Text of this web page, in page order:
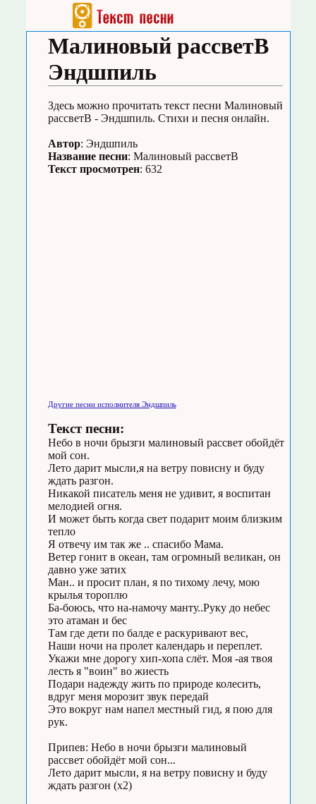
Малиновый рассветB
Эндшпиль
Здесь можно прочитать текст песни Малиновый
рассветB - Эндшпиль. Стихи и песня онлайн.
Автор: Эндшпиль
Название песни: Малиновый рассветB
Текст просмотрен: 632
Другие песни исполнителя Эндшпиль
Текст песни:
Небо в ночи брызги малиновый рассвет обойдёт
мой сон.
Лето дарит мысли,я на ветру повисну и буду
ждать разгон.
Никакой писатель меня не удивит, я воспитан
мелодией огня.
И может быть когда свет подарит моим близким
тепло
Я отвечу им так же .. спасибо Мама.
Ветер гонит в океан, там огромный великан, он
давно уже затих
Ман.. и просит план, я по тихому лечу, мою
крылья тороплю
Ба-боюсь, что на-намочу манту..Руку до небес
это атаман и бес
Там где дети по балде е раскуривают вес,
Наши ночи на пролет календарь и переплет.
Укажи мне дорогу хип-хопа слёт. Моя -ая твоя
лесть я "воин" во жиесть
Подари надежду жить по природе колесить,
вдруг меня морозит звук передай
Это вокруг нам напел местный гид, я пою для
рук.
Припев: Небо в ночи брызги малиновый
рассвет обойдёт мой сон...
Лето дарит мысли, я на ветру повисну и буду
ждать разгон (х2)